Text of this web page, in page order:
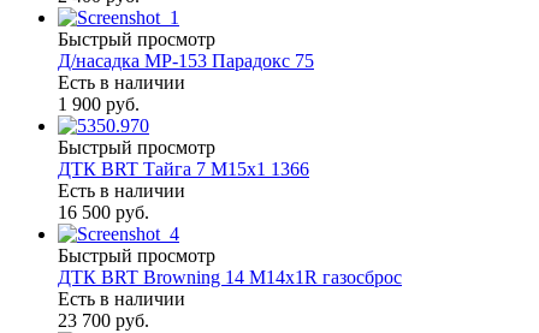
Быстрый просмотр
Д/насадка МР-153 Парадокс 75
Есть в наличии
1 900 руб.
Быстрый просмотр
ДТК BRT Тайга 7 М15х1 1366
Есть в наличии
16 500 руб.
Быстрый просмотр
ДТК BRT Browning 14 M14х1R газосброс
Есть в наличии
23 700 руб.